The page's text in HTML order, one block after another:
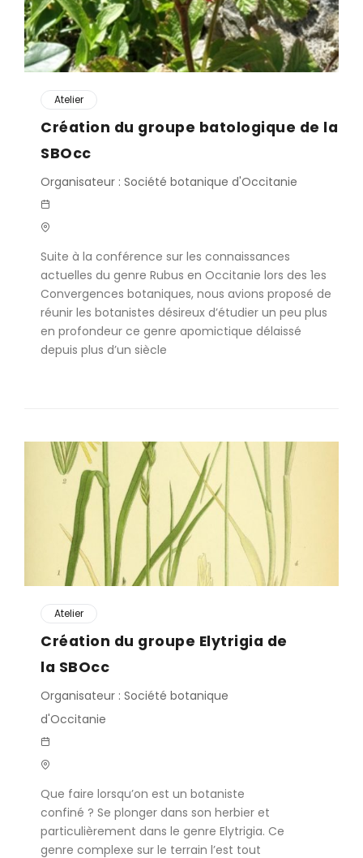
Atelier
Création du groupe batologique de la
SBOcc
Organisateur : Société botanique d'Occitanie
Suite à la conférence sur les connaissances
actuelles du genre Rubus en Occitanie lors des 1es
Convergences botaniques, nous avions proposé de
réunir les botanistes désireux d’étudier un peu plus
en profondeur ce genre apomictique délaissé
depuis plus d’un siècle
Atelier
Création du groupe Elytrigia de
la SBOcc
Organisateur : Société botanique
d'Occitanie
Que faire lorsqu’on est un botaniste
confiné ? Se plonger dans son herbier et
particulièrement dans le genre Elytrigia. Ce
genre complexe sur le terrain l’est tout